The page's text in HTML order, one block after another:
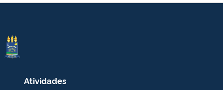
Atividades